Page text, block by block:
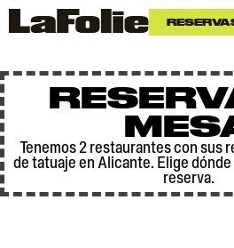
Tenemos 2 restaurantes con sus
de tatuaje en Alicante. Elige
reserva.